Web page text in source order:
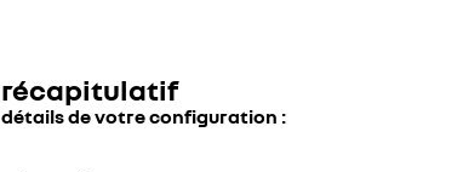
récapitulatif
détails de votre configuration :